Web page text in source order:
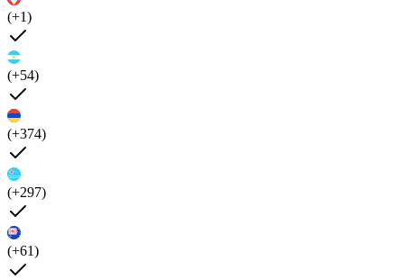
(+1)
(+54)
(+374)
(+297)
(+61)